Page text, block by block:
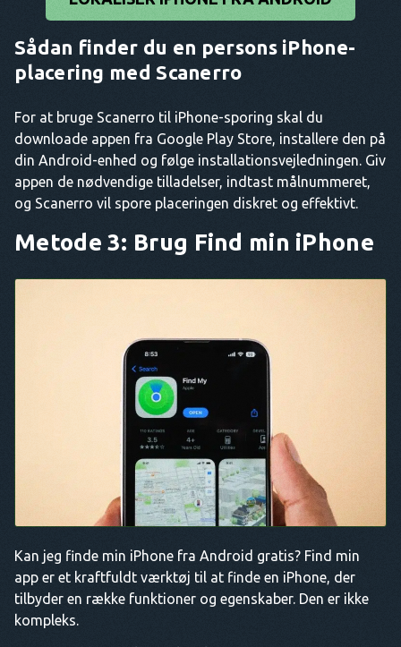
Sådan finder du en persons iPhone-
placering med Scanerro
For at bruge Scanerro til iPhone-sporing skal du
downloade appen fra Google Play Store, installere den på
din Android-enhed og følge installationsvejledningen. Giv
appen de nødvendige tilladelser, indtast målnummeret,
og Scanerro vil spore placeringen diskret og effektivt.
Metode 3: Brug Find min iPhone
Kan jeg finde min iPhone fra Android gratis? Find min
app er et kraftfuldt værktøj til at finde en iPhone, der
tilbyder en række funktioner og egenskaber. Den er ikke
kompleks.